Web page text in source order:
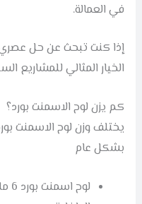
في العمالة.
إذا كنت تبحث عن حل
الخيار المثالي للمشاريع
كم يزن لوح الاسمنت بورد؟
يختلف وزن لوح الاسمنت
بشكل عام